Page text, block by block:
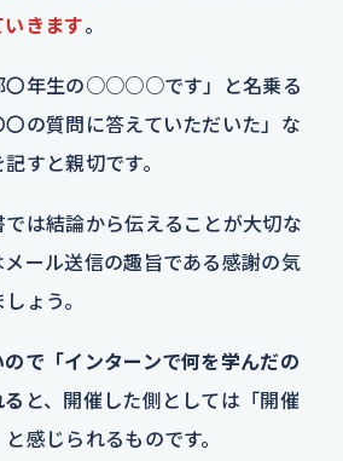
きます。
〇年生の○○○○です」と名乗る
の質問に答えていただいた」な
すと親切です。
は結論から伝えることが大切な
ール送信の趣旨である感謝の気
ょう。
で「インターンで何を学んだの
と、開催した側としては「開催
感じられるものです。